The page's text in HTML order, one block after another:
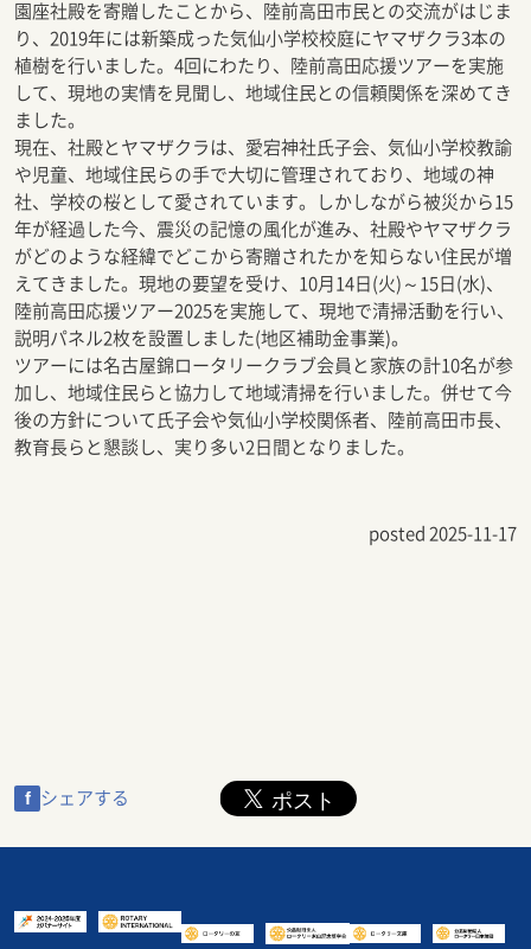
園座社殿を寄贈したことから、陸前高田市民との交流がはじま
り、2019年には新築成った気仙小学校校庭にヤマザクラ3本の
植樹を行いました。4回にわたり、陸前高田応援ツアーを実施
して、現地の実情を見聞し、地域住民との信頼関係を深めてき
ました。
現在、社殿とヤマザクラは、愛宕神社氏子会、気仙小学校教諭
や児童、地域住民らの手で大切に管理されており、地域の神
社、学校の桜として愛されています。しかしながら被災から15
年が経過した今、震災の記憶の風化が進み、社殿やヤマザクラ
がどのような経緯でどこから寄贈されたかを知らない住民が増
えてきました。現地の要望を受け、10月14日(火)～15日(水)、
陸前高田応援ツアー2025を実施して、現地で清掃活動を行い、
説明パネル2枚を設置しました(地区補助金事業)。
ツアーには名古屋錦ロータリークラブ会員と家族の計10名が参
加し、地域住民らと協力して地域清掃を行いました。併せて今
後の方針について氏子会や気仙小学校関係者、陸前高田市長、
教育長らと懇談し、実り多い2日間となりました。
posted 2025-11-17
f シェアする